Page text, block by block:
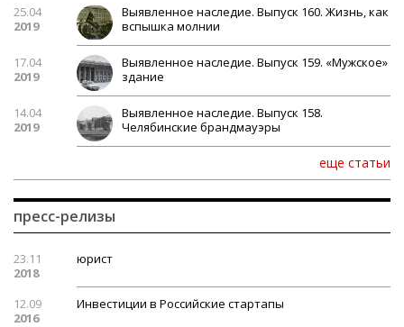
25.04
2019
Выявленное наследие. Выпуск 160. Жизнь, как
вспышка молнии
17.04
2019
Выявленное наследие. Выпуск 159. «Мужское»
здание
14.04
2019
Выявленное наследие. Выпуск 158.
Челябинские брандмауэры
еще статьи
пресс-релизы
23.11
2018
юрист
12.09
2016
Инвестиции в Российские стартапы